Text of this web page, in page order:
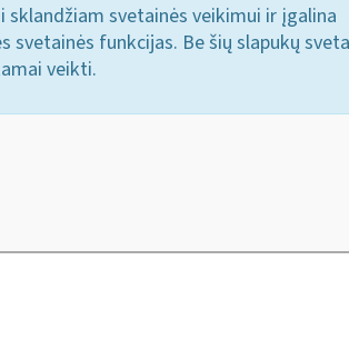
sklandžiam svetainės veikimui ir įgalina
svetainės funkcijas. Be šių slapukų
veikti.